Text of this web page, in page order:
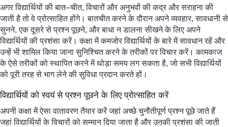
अगर विद्यार्थियों की बात–चीत, विचारों और अनुभवों की कद्र और सराहना की
जाती है तो वे प्रोत्साहित होंगे। बातचीत करने के दौरान अपने व्यवहार, सावधानी से
सुनने, एक दूसरे से प्रश्न पूछने, और बाधा न डालना सीखने के लिए अपने
विद्यार्थियों की प्रशंसा करें। कक्षा में कमजोर विद्यार्थियों के बारे में सावधान रहें और
उन्हें भी शामिल किया जाना सुनिश्चित करने के तरीकों पर विचार करें। कामकाज
के ऐसे तरीकों को स्थापित करने में थोड़ा समय लग सकता है, जो सभी विद्यार्थियों
को पूरी तरह से भाग लेने की सुविधा प्रदान करते हों।
विद्यार्थियों को स्वयं से प्रश्न पूछने के लिए प्रोत्साहित करें
अपनी कक्षा में ऐसा वातावरण तैयार करें जहां अच्छे चुनौतीपूर्ण प्रश्न पूछे जाते हैं
जहां विद्यार्थियों के विचारों को सम्मान दिया जाता है और उऩकी प्रशंसा की जाती